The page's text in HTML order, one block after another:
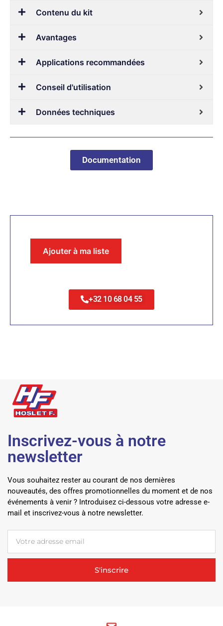
Contenu du kit
Avantages
Applications recommandées
Conseil d'utilisation
Données techniques
Documentation
Ajouter à ma liste
+32 10 68 04 55
Inscrivez-vous à notre
newsletter
Vous souhaitez rester au courant de nos dernières
nouveautés, des offres promotionnelles du moment et de nos
événements à venir ? Introduisez ci-dessous votre adresse e-
mail et inscrivez-vous à notre newsletter.
S'inscrire